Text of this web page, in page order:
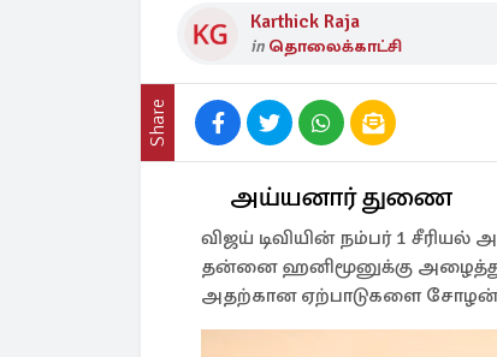
Karthick Raja
in தொலைக்காட்சி
Share
அய்யனார் துணை
விஜய் டிவியின் நம்பர் 1
தன்னை ஹனிமூனுக்கு அழைத்து
அதற்கான ஏற்பாடுகளை சோழன்